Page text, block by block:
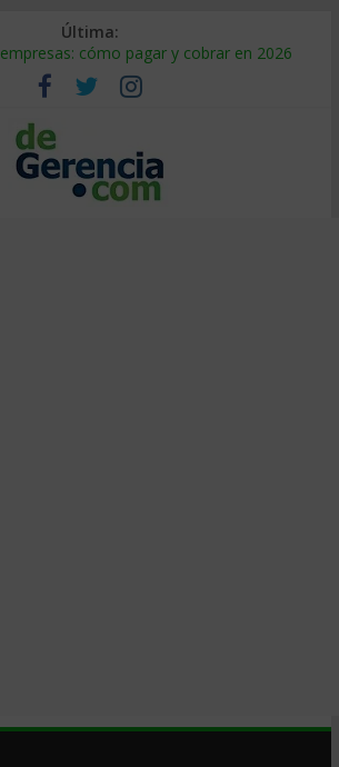
Última:
cómo pagar y cobrar en 2026
qué es y por qué sale tan caro
personal: cómo auditarla a tiempo
la cadena de suministro: qué hacer
de EE. UU.: cómo segmentarlo y venderle